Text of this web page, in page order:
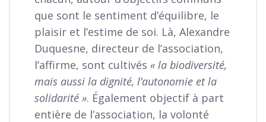
que sont le sentiment d’équilibre, le
plaisir et l’estime de soi. Là, Alexandre
Duquesne, directeur de l’association,
l’affirme, sont cultivés « la biodiversité,
mais aussi la dignité, l’autonomie et la
solidarité ». Également objectif à part
entière de l’association, la volonté